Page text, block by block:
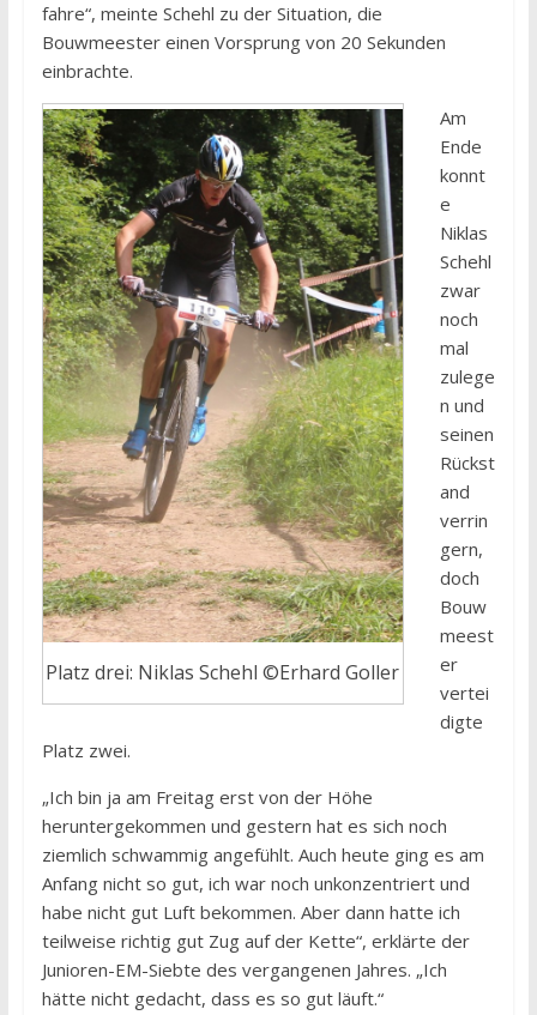
fahre“, meinte Schehl zu der Situation, die
Bouwmeester einen Vorsprung von 20 Sekunden
einbrachte.
Platz drei: Niklas Schehl ©Erhard Goller
Am
Ende
konnt
e
Niklas
Schehl
zwar
noch
mal
zulege
n und
seinen
Rückst
and
verrin
gern,
doch
Bouw
meest
er
vertei
digte
Platz zwei.
„Ich bin ja am Freitag erst von der Höhe
heruntergekommen und gestern hat es sich noch
ziemlich schwammig angefühlt. Auch heute ging es am
Anfang nicht so gut, ich war noch unkonzentriert und
habe nicht gut Luft bekommen. Aber dann hatte ich
teilweise richtig gut Zug auf der Kette“, erklärte der
Junioren-EM-Siebte des vergangenen Jahres. „Ich
hätte nicht gedacht, dass es so gut läuft.“